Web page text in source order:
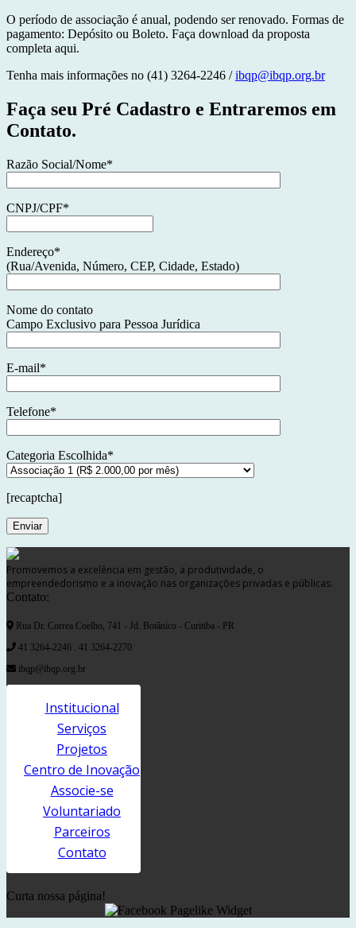
O período de associação é anual, podendo ser renovado. Formas de
pagamento: Depósito ou Boleto. Faça download da proposta
completa aqui.
Tenha mais informações no (41) 3264-2246 /ibqp@ibqp.org.br
Faça seu Pré Cadastro e Entraremos em
Contato.
Razão Social/Nome*
CNPJ/CPF*
Endereço*
(Rua/Avenida, Número, CEP, Cidade, Estado)
Nome do contato
Campo Exclusivo para Pessoa Jurídica
E-mail*
Telefone*
Categoria Escolhida*
[recaptcha]
Promovemos a excelência em gestão, a produtividade, o
empreendedorismo e a inovação nas organizações privadas e públicas.
Contato:
Rua Dr. Correa Coelho, 741 - Jd. Botânico - Curitiba - PR
41 3264-2246 . 41 3264-2270
ibqp@ibqp.org.br
Institucional
Serviços
Projetos
Centro de Inovação
Associe-se
Voluntariado
Parceiros
Contato
Curta nossa página!